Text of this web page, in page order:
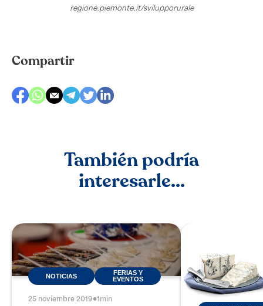
regione.piemonte.it/svilupporurale
Compartir
También podría
interesarle...
NOTICIAS
FERIAS Y
EVENTOS
25 noviembre 2019•1min